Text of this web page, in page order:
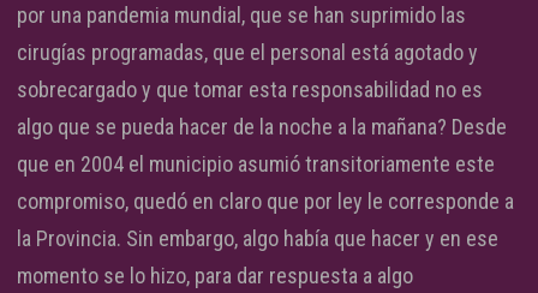
por una pandemia mundial, que se han suprimido las
cirugías programadas, que el personal está agotado y
sobrecargado y que tomar esta responsabilidad no es
algo que se pueda hacer de la noche a la mañana? Desde
que en 2004 el municipio asumió transitoriamente este
compromiso, quedó en claro que por ley le corresponde a
la Provincia. Sin embargo, algo había que hacer y en ese
momento se lo hizo, para dar respuesta a algo